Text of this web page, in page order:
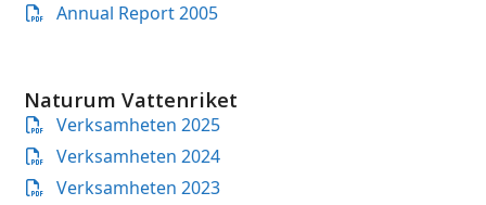
Annual Report 2005
Naturum Vattenriket
Verksamheten 2025
Verksamheten 2024
Verksamheten 2023